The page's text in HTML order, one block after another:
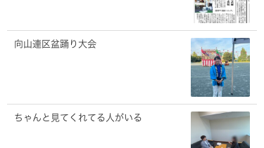
向山連区盆踊り大会
ちゃんと見てくれてる人がいる